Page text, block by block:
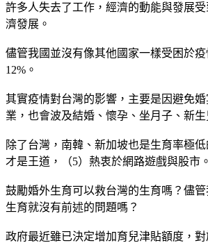
許多人失去了工作，經濟的動能與發展
濟發展。
儘管我國並沒有像其他國家一樣受困於
12%。
其實疫情對台灣的影響，主要是因避免
業，也會波及結婚、懷孕、坐月子、新生
除了台灣，南韓、新加坡也是生育率極
才是王道，（5）熱衷於網路遊戲與股市。
鼓勵婚外生育可以救台灣的生育嗎？儘
生育就沒有前述的問題嗎？
政府最近雖已決定增加育兒津貼額度，